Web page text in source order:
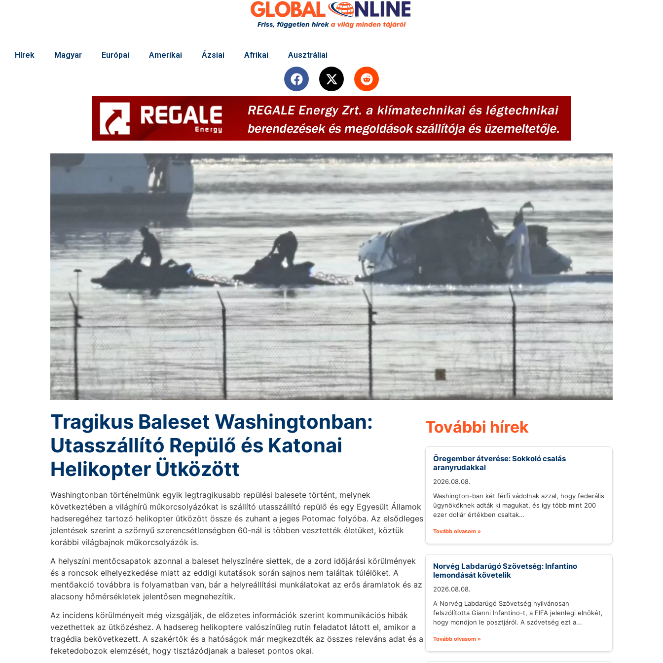
Hírek Magyar Európai Amerikai Ázsiai Afrikai Ausztráliai
Tragikus Baleset Washingtonban:
Utasszállító Repülő és Katonai
Helikopter Ütközött
Washingtonban történelmünk egyik legtragikusabb repülési balesete történt, melynek
következtében a világhírű műkorcsolyázókat is szállító utasszállító repülő és egy Egyesült Államok
hadseregéhez tartozó helikopter ütközött össze és zuhant a jeges Potomac folyóba. Az elsődleges
jelentések szerint a szörnyű szerencsétlenségben 60-nál is többen vesztették életüket, köztük
korábbi világbajnok műkorcsolyázók is.
A helyszíni mentőcsapatok azonnal a baleset helyszínére siettek, de a zord időjárási körülmények
és a roncsok elhelyezkedése miatt az eddigi kutatások során sajnos nem találtak túlélőket. A
mentőakció továbbra is folyamatban van, bár a helyreállítási munkálatokat az erős áramlatok és az
alacsony hőmérsékletek jelentősen megnehezítik.
Az incidens körülményeit még vizsgálják, de előzetes információk szerint kommunikációs hibák
vezethettek az ütközéshez. A hadsereg helikoptere valószínűleg rutin feladatot látott el, amikor a
tragédia bekövetkezett. A szakértők és a hatóságok már megkezdték az összes releváns adat és a
feketedobozok elemzését, hogy tisztázódjanak a baleset pontos okai.
További hírek
Öregember átverése: Sokkoló csalás
aranyrudakkal
2026.08.08.
Washington-ban két férfi vádolnak azzal, hogy federális
ügynököknek adták ki magukat, és így több mint 200
ezer dollár értékben csaltak...
Tovább olvasom »
Norvég Labdarúgó Szövetség: Infantino
lemondását követelik
2026.08.08.
A Norvég Labdarúgó Szövetség nyilvánosan
felszólította Gianni Infantino-t, a FIFA jelenlegi elnökét,
hogy mondjon le posztjáról. A szövetség ezt a...
Tovább olvasom »